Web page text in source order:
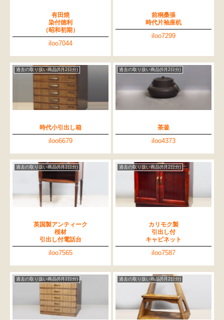
有田焼
染付徳利
（昭和初期）
iloo7044
前桐桑張
時代片袖座机
iloo7299
過去の取り扱い商品(6月2日分)
時代小引出し箱
iloo6679
過去の取り扱い商品(6月2日分)
茶釜
iloo4373
過去の取り扱い商品(6月2日分)
英国製アンティーク
桜材
引出し付電話台
iloo7565
過去の取り扱い商品(6月2日分)
カリモク製
引出し付
キャビネット
iloo7587
過去の取り扱い商品(6月2日分) 過去の取り扱い商品(6月2日分)